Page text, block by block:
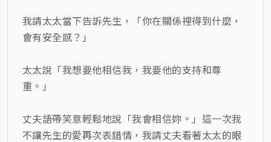
我請太太當下告訴先生，「你在關係裡得到什麼，
會有安全感？」
太太說「我想要他相信我，我要他的支持和尊
重。」
丈夫語帶笑意輕鬆地說「我會相信妳。」這一次我
不讓先生的愛再次表錯情，我請丈夫看著太太的眼